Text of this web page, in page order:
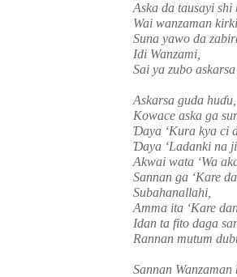
Aska da tausayi shi
Wai wanzaman kirki,
Suna yawo da
Idi Wanzami,
Sai ya zubo
Askarsa guda huɗu,
Kowace aska ga
Ɗaya ‘Kura kya ci
Ɗaya ‘Ladanki na
Akwai wata ‘Wa
Sannan ga ‘Кare
Subahanallahi,
Amma ita ‘Кare
Idan ta fito daga
Rannan mutum
Sannan Wanzaman